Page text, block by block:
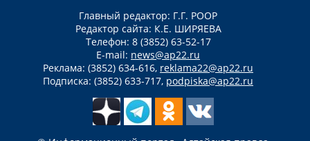
Главный редактор: Г.Г. РООР
Редактор сайта: К.Е. ШИРЯЕВА
Телефон: 8 (3852) 63-52-17
E-mail: news@ap22.ru
Реклама: (3852) 634-616, reklama22@ap22.ru
Подписка: (3852) 633-717, podpiska@ap22.ru